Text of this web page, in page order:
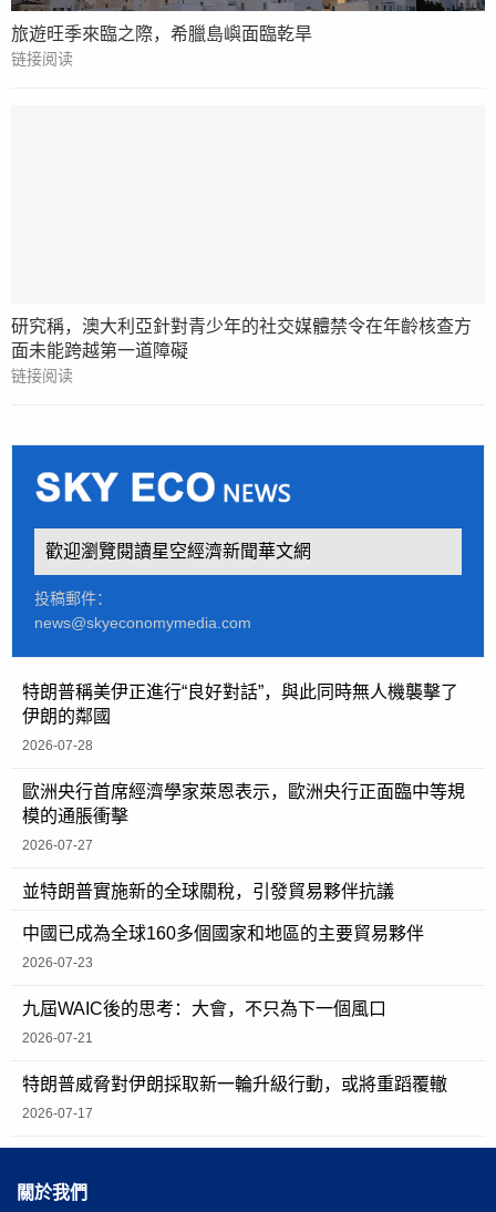
旅遊旺季來臨之際，希臘島嶼面臨乾旱
链接阅读
研究稱，澳大利亞針對青少年的社交媒體禁令在年齡核查方
面未能跨越第一道障礙
链接阅读
歡迎瀏覽閱讀星空經濟新聞華文網
投稿郵件：
news@skyeconomymedia.com
特朗普稱美伊正進行“良好對話”，與此同時無人機襲擊了
伊朗的鄰國
2026-07-28
歐洲央行首席經濟學家萊恩表示，歐洲央行正面臨中等規
模的通脹衝擊
2026-07-27
並特朗普實施新的全球關稅，引發貿易夥伴抗議
中國已成為全球160多個國家和地區的主要貿易夥伴
2026-07-23
九屆WAIC後的思考：大會，不只為下一個風口
2026-07-21
特朗普威脅對伊朗採取新一輪升級行動，或將重蹈覆轍
2026-07-17
關於我們